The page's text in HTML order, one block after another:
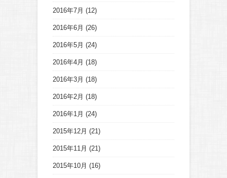
2016年7月 (12)
2016年6月 (26)
2016年5月 (24)
2016年4月 (18)
2016年3月 (18)
2016年2月 (18)
2016年1月 (24)
2015年12月 (21)
2015年11月 (21)
2015年10月 (16)